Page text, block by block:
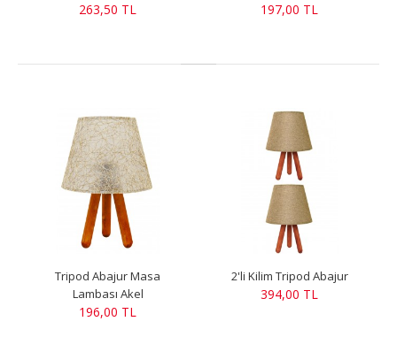
263,50 TL 197,00 TL
Tripod Abajur Masa
Lambası Akel
196,00 TL
2'li Kilim Tripod Abajur
394,00 TL